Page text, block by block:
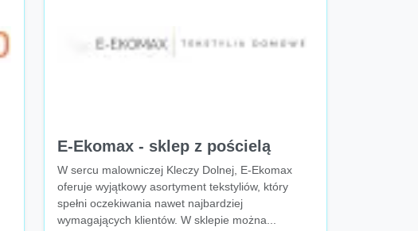
E-Ekomax - sklep z pościelą
W sercu malowniczej Kleczy Dolnej, E-Ekomax
oferuje wyjątkowy asortyment tekstyliów, który
spełni oczekiwania nawet najbardziej
wymagających klientów. W sklepie można...